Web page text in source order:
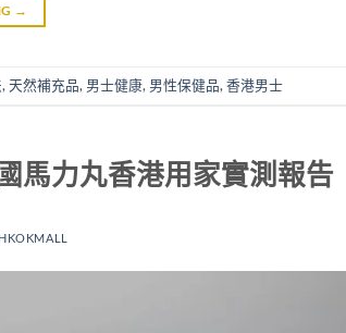
→
, 天然補充品, 男士健康, 男性保健品, 香港男士
馬力丸香港用家實測報告
HKOKMALL